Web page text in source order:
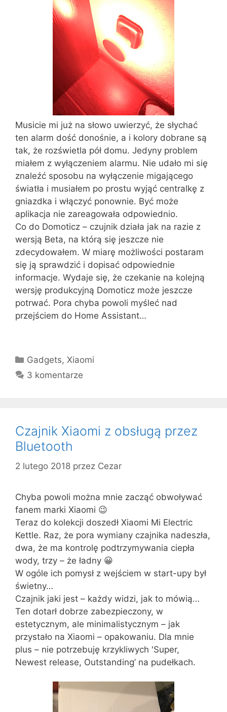
Musicie mi już na słowo uwierzyć, że słychać
ten alarm dość donośnie, a i kolory dobrane są
tak, że rozświetla pół domu. Jedyny problem
miałem z wyłączeniem alarmu. Nie udało mi się
znaleźć sposobu na wyłączenie migającego
światła i musiałem po prostu wyjąć centralkę z
gniazdka i włączyć ponownie. Być może
aplikacja nie zareagowała odpowiednio.
Co do Domoticz – czujnik działa jak na razie z
wersją Beta, na którą się jeszcze nie
zdecydowałem. W miarę możliwości postaram
się ją sprawdzić i dopisać odpowiednie
informacje. Wydaje się, że czekanie na kolejną
wersję produkcyjną Domoticz może jeszcze
potrwać. Pora chyba powoli myśleć nad
przejściem do Home Assistant…
Kategorie
Gadgets,Xiaomi
3 komentarze
Czajnik Xiaomi z obsługą przez
Bluetooth
2 lutego 2018 przez Cezar
Chyba powoli można mnie zacząć obwoływać
fanem marki Xiaomi 😉
Teraz do kolekcji doszedł Xiaomi Mi Electric
Kettle. Raz, że pora wymiany czajnika nadeszła,
dwa, że ma kontrolę podtrzymywania ciepła
wody, trzy – że ładny 😀
W ogóle ich pomysł z wejściem w start-upy był
świetny…
Czajnik jaki jest – każdy widzi, jak to mówią…
Ten dotarł dobrze zabezpieczony, w
estetycznym, ale minimalistycznym – jak
przystało na Xiaomi – opakowaniu. Dla mnie
plus – nie potrzebuję krzykliwych 'Super,
Newest release, Outstanding’ na pudełkach.